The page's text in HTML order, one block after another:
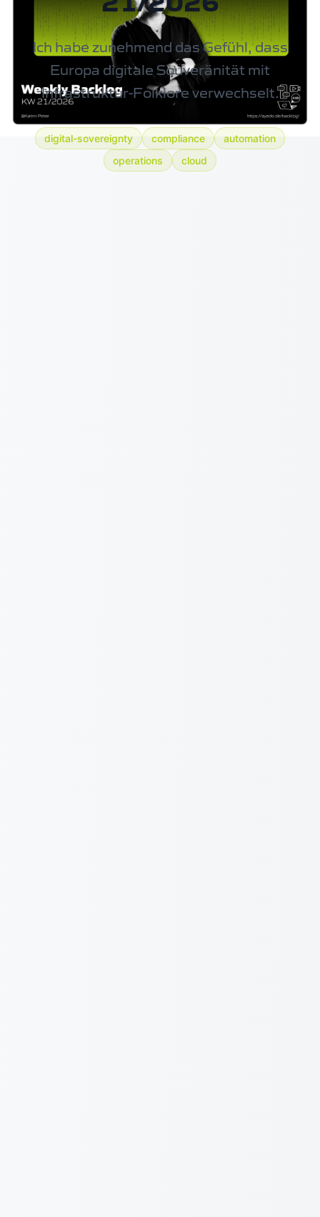
Ich habe zunehmend das Gefühl, dass
Europa digitale Souveränität mit
Infrastruktur-Folklore verwechselt.
digital-sovereignty compliance
automation
operations
cloud